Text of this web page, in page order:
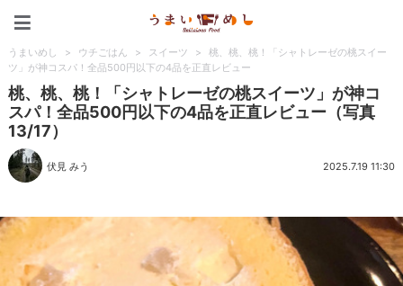
うまいめし > ウチごはん > スイーツ >
桃、桃、桃！「シャトレーゼの桃スイー
ツ」が神コスパ！全品500円以下の4品を正直レビュー
桃、桃、桃！「シャトレーゼの桃スイーツ」が神コ
スパ！全品500円以下の4品を正直レビュー（写真
13/17）
伏見 みう 2025.7.19 11:30